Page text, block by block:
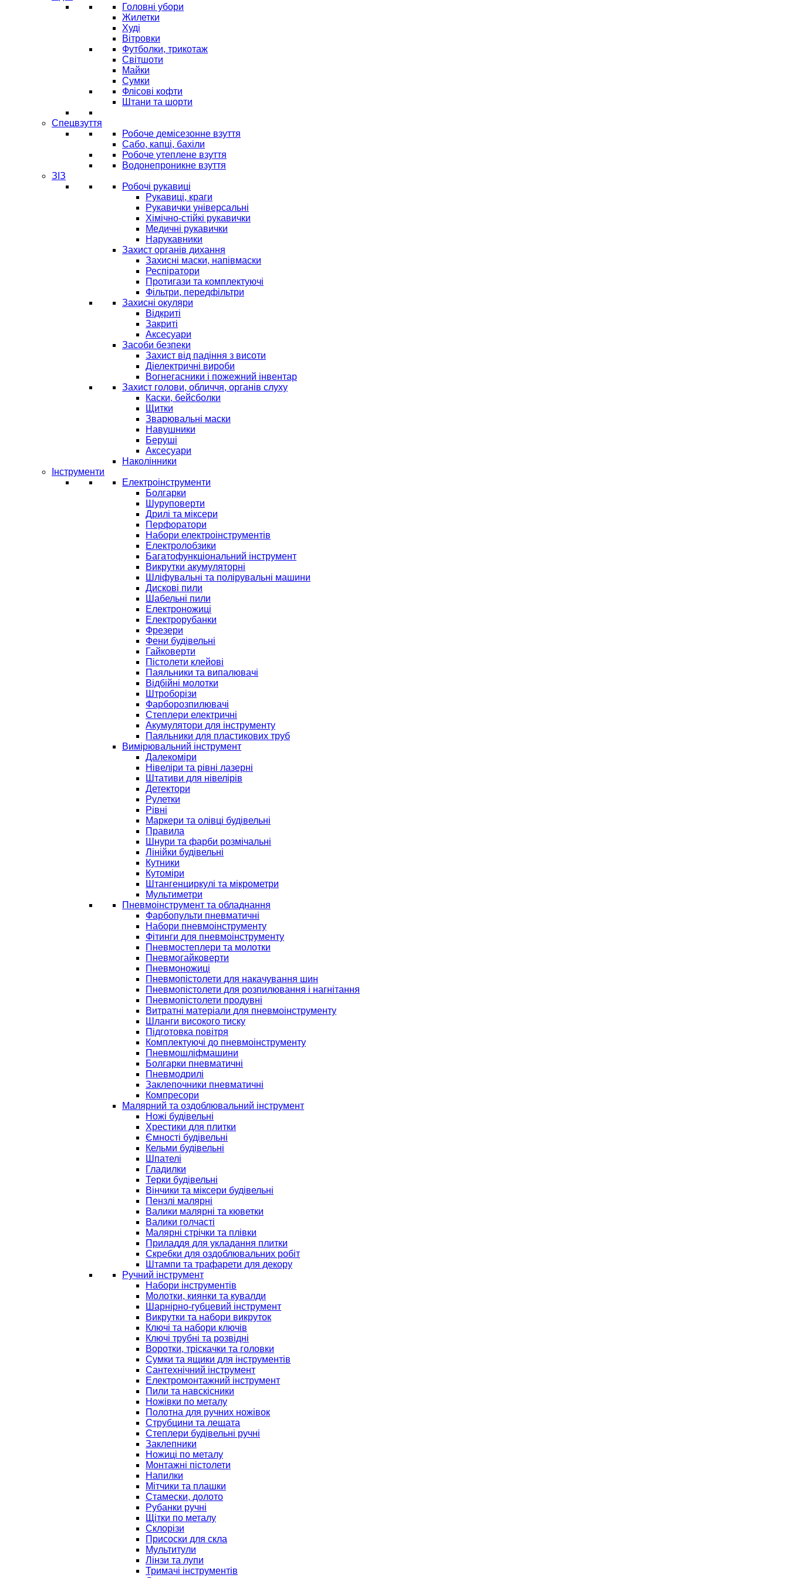
Головні убори
Жилетки
Худі
Вітровки
Футболки, трикотаж
Світшоти
Майки
Сумки
Флісові кофти
Штани та шорти
Спецвзуття
Робоче демісезонне взуття
Сабо, капці, бахіли
Робоче утеплене взуття
Водонепроникне взуття
ЗІЗ
Робочі рукавиці
Рукавиці, краги
Рукавички універсальні
Хімічно-стійкі рукавички
Медичні рукавички
Нарукавники
Захист органів дихання
Захисні маски, напівмаски
Респіратори
Протигази та комплектуючі
Фільтри, передфільтри
Захисні окуляри
Відкриті
Закриті
Аксесуари
Засоби безпеки
Захист від падіння з висоти
Діелектричні вироби
Вогнегасники і пожежний інвентар
Захист голови, обличчя, органів слуху
Каски, бейсболки
Щитки
Зварювальні маски
Навушники
Беруші
Аксесуари
Наколінники
Інструменти
Електроінструменти
Болгарки
Шуруповерти
Дрилі та міксери
Перфоратори
Набори електроінструментів
Електролобзики
Багатофункціональний інструмент
Викрутки акумуляторні
Шліфувальні та полірувальні машини
Дискові пили
Шабельні пили
Електроножиці
Електрорубанки
Фрезери
Фени будівельні
Гайковерти
Пістолети клейові
Паяльники та випалювачі
Відбійні молотки
Штроборізи
Фарборозпилювачі
Степлери електричні
Акумулятори для інструменту
Паяльники для пластикових труб
Вимірювальний інструмент
Далекоміри
Нівеліри та рівні лазерні
Штативи для нівелірів
Детектори
Рулетки
Рівні
Маркери та олівці будівельні
Правила
Шнури та фарби розмічальні
Лінійки будівельні
Кутники
Кутоміри
Штангенциркулі та мікрометри
Мультиметри
Пневмоінструмент та обладнання
Фарбопульти пневматичні
Набори пневмоінструменту
Фітинги для пневмоінструменту
Пневмостеплери та молотки
Пневмогайковерти
Пневмоножиці
Пневмопістолети для накачування шин
Пневмопістолети для розпилювання і нагнітання
Пневмопістолети продувні
Витратні матеріали для пневмоінструменту
Шланги високого тиску
Підготовка повітря
Комплектуючі до пневмоінструменту
Пневмошліфмашини
Болгарки пневматичні
Пневмодрилі
Заклепочники пневматичні
Компресори
Малярний та оздоблювальний інструмент
Ножі будівельні
Хрестики для плитки
Ємності будівельні
Кельми будівельні
Шпателі
Гладилки
Терки будівельні
Вінчики та міксери будівельні
Пензлі малярні
Валики малярні та кюветки
Валики голчасті
Малярні стрічки та плівки
Приладдя для укладання плитки
Скребки для оздоблювальних робіт
Штампи та трафарети для декору
Ручний інструмент
Набори інструментів
Молотки, киянки та кувалди
Шарнірно-губцевий інструмент
Викрутки та набори викруток
Ключі та набори ключів
Ключі трубні та розвідні
Воротки, тріскачки та головки
Сумки та ящики для інструментів
Сантехнічний інструмент
Електромонтажний інструмент
Пили та навскісники
Ножівки по металу
Полотна для ручних ножівок
Струбцини та лещата
Степлери будівельні ручні
Заклепники
Ножиці по металу
Монтажні пістолети
Напилки
Мітчики та плашки
Стамески, долото
Рубанки ручні
Щітки по металу
Склорізи
Присоски для скла
Мультитули
Лінзи та лупи
Тримачі інструментів